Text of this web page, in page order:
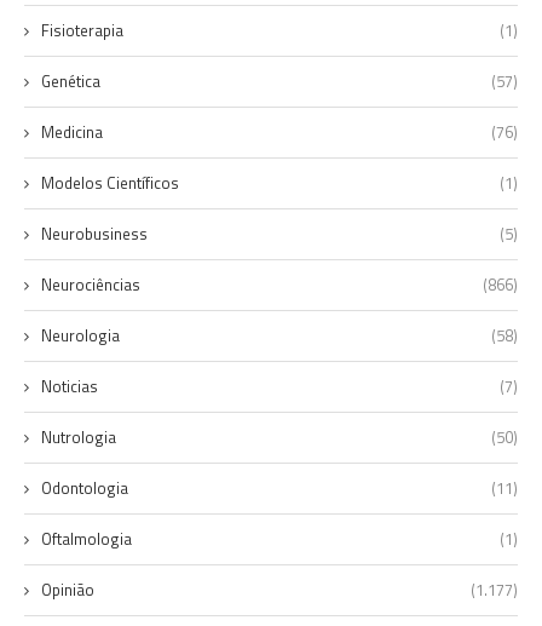
Fisioterapia (1)
Genética (57)
Medicina (76)
Modelos Científicos (1)
Neurobusiness (5)
Neurociências (866)
Neurologia (58)
Noticias (7)
Nutrologia (50)
Odontologia (11)
Oftalmologia (1)
Opinião (1.177)